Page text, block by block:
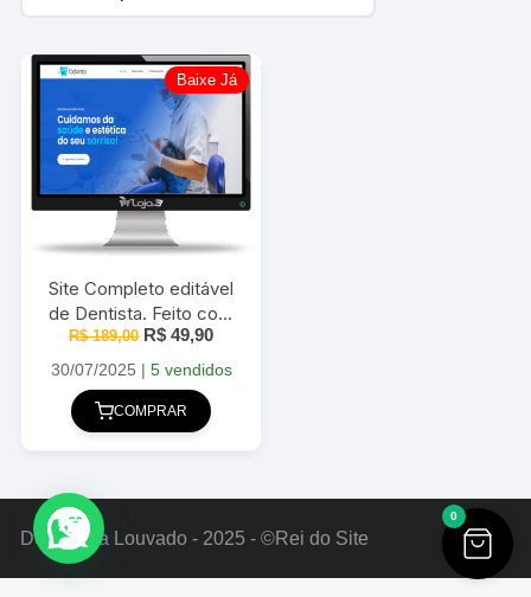
Baixe Já
Site Completo editável
de Dentista. Feito com
WordPress e Elementor
2025
R$189,00 O
original
era:
R$ 189,00.
R$ 49,90O
atual
30/07/2025 | 5 vendidos
COMPRAR
Deus Seja Louvado - 2025 - ©Rei do Site
0